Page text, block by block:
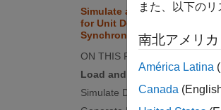
Simulate and Generate HDL
for Unit Delay Resettable
Synchronous Block
ON THIS PAGE
Load and Open Model
Simulate Design
また、以下の
南北アメリカ
América Latina
Canada